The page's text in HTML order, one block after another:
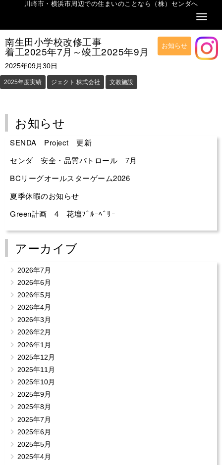
川崎市・横浜市周辺での住まいのことなら（株）センダへ
お知らせ
南生田小学校改修工事
着工2025年7月～竣工2025年9月
2025年09月30日
2025年度実績 ジェクト 株式会社 文教施設
お知らせ
SENDA Project 更新
センダ 安全・品質パトロール 7月
BCリーグオールスターゲーム2026
夏季休暇のお知らせ
Green計画 4 花壇ﾌﾞﾙｰﾍﾞﾘｰ
アーカイブ
2026年7月
2026年6月
2026年5月
2026年4月
2026年3月
2026年2月
2026年1月
2025年12月
2025年11月
2025年10月
2025年9月
2025年8月
2025年7月
2025年6月
2025年5月
2025年4月